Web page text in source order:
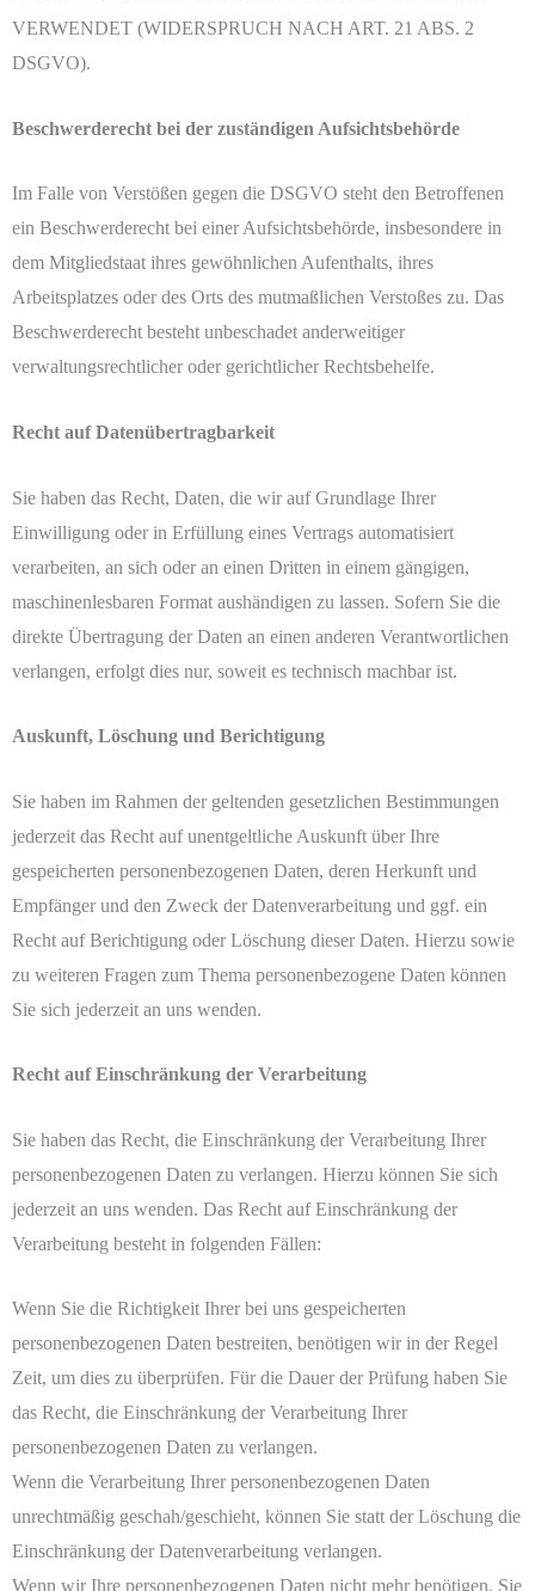
VERWENDET (WIDERSPRUCH NACH ART. 21 ABS. 2
DSGVO).
Beschwerderecht bei der zuständigen Aufsichtsbehörde
Im Falle von Verstößen gegen die DSGVO steht den Betroffenen
ein Beschwerderecht bei einer Aufsichtsbehörde, insbesondere in
dem Mitgliedstaat ihres gewöhnlichen Aufenthalts, ihres
Arbeitsplatzes oder des Orts des mutmaßlichen Verstoßes zu. Das
Beschwerderecht besteht unbeschadet anderweitiger
verwaltungsrechtlicher oder gerichtlicher Rechtsbehelfe.
Recht auf Datenübertragbarkeit
Sie haben das Recht, Daten, die wir auf Grundlage Ihrer
Einwilligung oder in Erfüllung eines Vertrags automatisiert
verarbeiten, an sich oder an einen Dritten in einem gängigen,
maschinenlesbaren Format aushändigen zu lassen. Sofern Sie die
direkte Übertragung der Daten an einen anderen Verantwortlichen
verlangen, erfolgt dies nur, soweit es technisch machbar ist.
Auskunft, Löschung und Berichtigung
Sie haben im Rahmen der geltenden gesetzlichen Bestimmungen
jederzeit das Recht auf unentgeltliche Auskunft über Ihre
gespeicherten personenbezogenen Daten, deren Herkunft und
Empfänger und den Zweck der Datenverarbeitung und ggf. ein
Recht auf Berichtigung oder Löschung dieser Daten. Hierzu sowie
zu weiteren Fragen zum Thema personenbezogene Daten können
Sie sich jederzeit an uns wenden.
Recht auf Einschränkung der Verarbeitung
Sie haben das Recht, die Einschränkung der Verarbeitung Ihrer
personenbezogenen Daten zu verlangen. Hierzu können Sie sich
jederzeit an uns wenden. Das Recht auf Einschränkung der
Verarbeitung besteht in folgenden Fällen:
Wenn Sie die Richtigkeit Ihrer bei uns gespeicherten
personenbezogenen Daten bestreiten, benötigen wir in der Regel
Zeit, um dies zu überprüfen. Für die Dauer der Prüfung haben Sie
das Recht, die Einschränkung der Verarbeitung Ihrer
personenbezogenen Daten zu verlangen.
Wenn die Verarbeitung Ihrer personenbezogenen Daten
unrechtmäßig geschah/geschieht, können Sie statt der Löschung die
Einschränkung der Datenverarbeitung verlangen.
Wenn wir Ihre personenbezogenen Daten nicht mehr benötigen, Sie